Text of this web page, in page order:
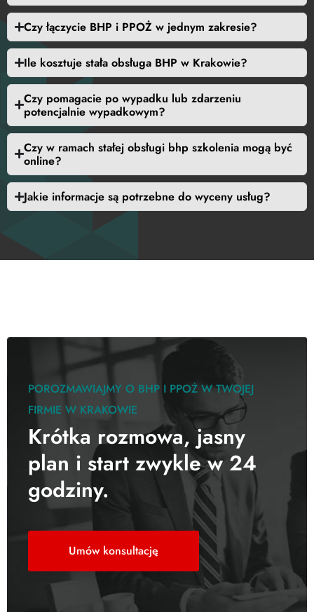
Czy łączycie BHP i PPOŻ w jednym zakresie?
Ile kosztuje stała obsługa BHP w Krakowie?
Czy pomagacie po wypadku lub zdarzeniu
potencjalnie wypadkowym?
Czy w ramach stałej obsługi bhp szkolenia mogą być
online?
Jakie informacje są potrzebne do wyceny usług?
POROZMAWIAJMY O BHP I PPOŻ W TWOJEJ
FIRMIE W KRAKOWIE
Krótka rozmowa, jasny
plan i start zwykle w 24
godziny.
Umów konsultację